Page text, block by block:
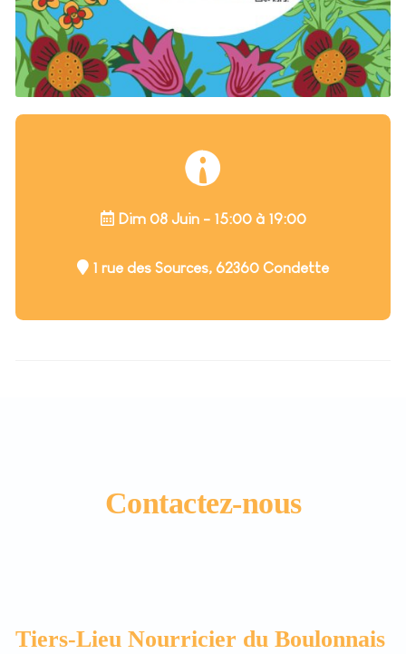
Dim 08 Juin - 15:00 à 19:00
1 rue des Sources, 62360 Condette
Contactez-nous
Tiers-Lieu Nourricier du Boulonnais